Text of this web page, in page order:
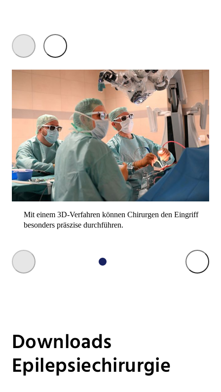
Mit einem 3D-Verfahren können Chirurgen den Eingriff
besonders präszise durchführen.
Downloads
Epilepsiechirurgie